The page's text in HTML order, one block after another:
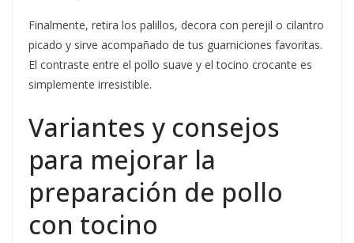
Finalmente, retira los palillos, decora con perejil o cilantro
picado y sirve acompañado de tus guarniciones favoritas.
El contraste entre el pollo suave y el tocino crocante es
simplemente irresistible.
Variantes y consejos
para mejorar la
preparación de pollo
con tocino